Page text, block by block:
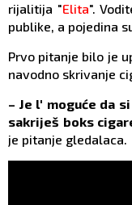
rijalitija "Elita".
publike, a pojedina
Prvo pitanje bilo je
navodno skrivanje
– Je l' moguće da
sakriješ boks
je pitanje gledalaca.